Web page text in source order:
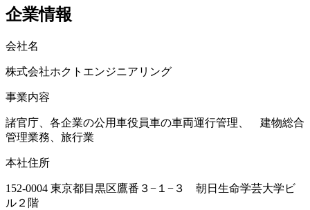
企業情報
会社名
株式会社ホクトエンジニアリング
事業内容
諸官庁、各企業の公用車役員車の車両運行管理、 建物総合
管理業務、旅行業
本社住所
152-0004 東京都目黒区鷹番３−１−３ 朝日生命学芸大学ビ
ル２階